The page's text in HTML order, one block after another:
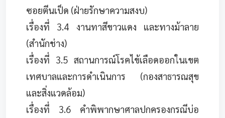
ซอยตีนเป็ด (ฝ่ายรักษาความสงบ)
เรื่องที่ 3.4 งานทาสีขาวแดง และทางม้าลาย
(สำนักช่าง)
เรื่องที่ 3.5 สถานการณ์โรคไข้เลือดออกในเขต
เทศบาลและการดำเนินการ (กองสาธารณสุข
และสิ่งแวดล้อม)
เรื่องที่ 3.6 คำพิพากษาศาลปกครองกรณีบ่อ